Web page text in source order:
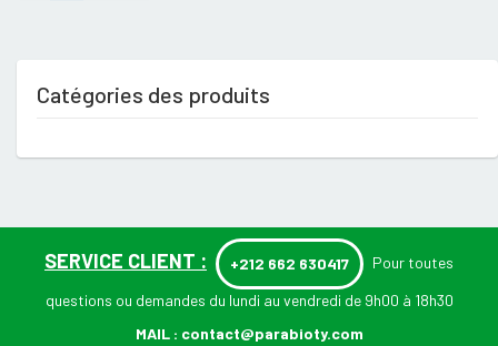
Catégories des produits
SERVICE CLIENT : +212 662 630417 Pour toutes
questions ou demandes du lundi au vendredi de 9h00 à 18h30
MAIL : contact@parabioty.com